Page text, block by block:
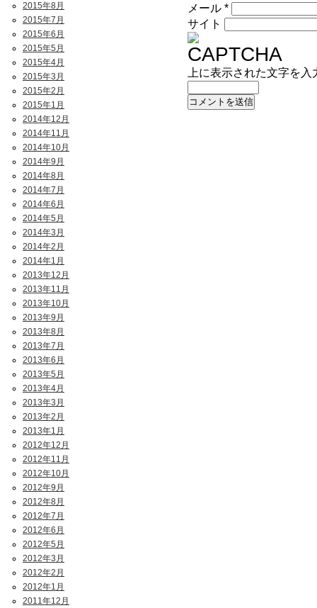
メール *
サイト
上に表示された文字を
2015年8月
2015年7月
2015年6月
2015年5月
2015年4月
2015年3月
2015年2月
2015年1月
2014年12月
2014年11月
2014年10月
2014年9月
2014年8月
2014年7月
2014年6月
2014年5月
2014年3月
2014年2月
2014年1月
2013年12月
2013年11月
2013年10月
2013年9月
2013年8月
2013年7月
2013年6月
2013年5月
2013年4月
2013年3月
2013年2月
2013年1月
2012年12月
2012年11月
2012年10月
2012年9月
2012年8月
2012年7月
2012年6月
2012年5月
2012年3月
2012年2月
2012年1月
2011年12月